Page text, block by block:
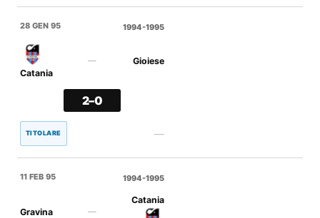
28 GEN 95
Catania
— Gioiese
2–0
TITOLARE —
1994-1995
11 FEB 95
Gravina —
Catania
1994-1995